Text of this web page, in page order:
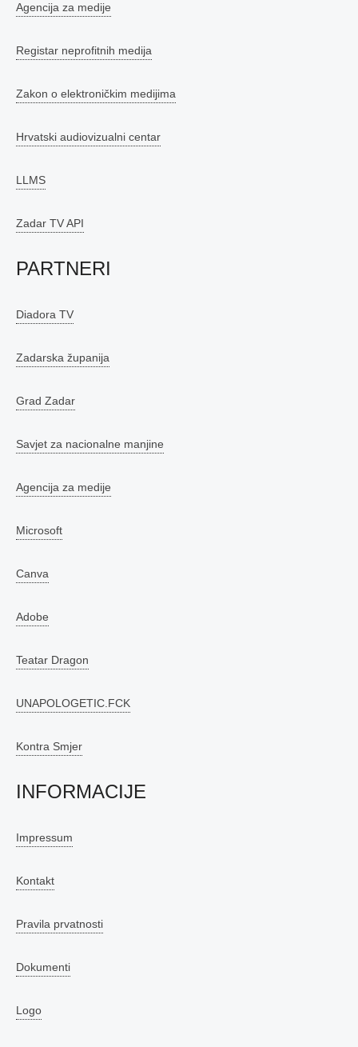
Agencija za medije
Registar neprofitnih medija
Zakon o elektroničkim medijima
Hrvatski audiovizualni centar
LLMS
Zadar TV API
PARTNERI
Diadora TV
Zadarska županija
Grad Zadar
Savjet za nacionalne manjine
Agencija za medije
Microsoft
Canva
Adobe
Teatar Dragon
UNAPOLOGETIC.FCK
Kontra Smjer
INFORMACIJE
Impressum
Kontakt
Pravila prvatnosti
Dokumenti
Logo